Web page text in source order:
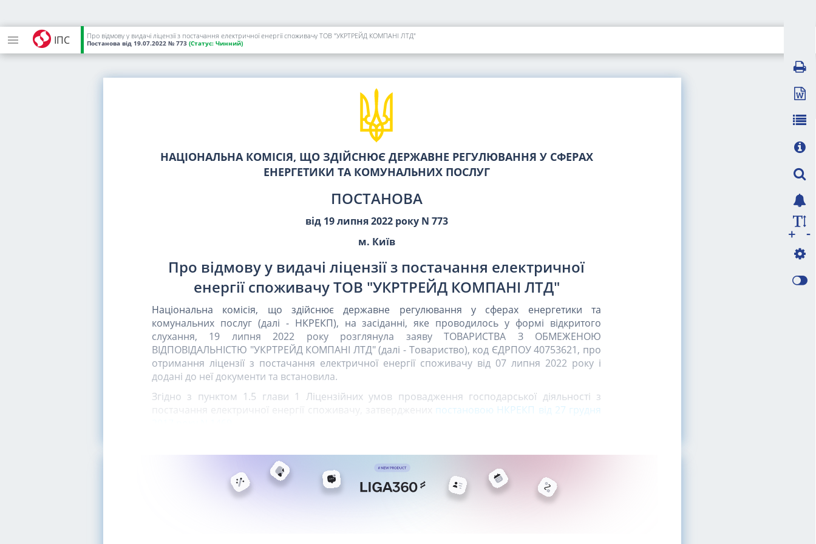
ІПС Про відмову у видачі ліцензії з постачання електричної енергії споживачу ТОВ "УКРТРЕЙД КОМПАНІ ЛТД"
Постанова від 19.07.2022 № 773 (Статус: Чинний)
НАЦІОНАЛЬНА КОМІСІЯ, ЩО ЗДІЙСНЮЄ ДЕРЖАВНЕ РЕГУЛЮВАННЯ У СФЕРАХ
ЕНЕРГЕТИКИ ТА КОМУНАЛЬНИХ ПОСЛУГ
ПОСТАНОВА
від 19 липня 2022 року N 773
м. Київ
Про відмову у видачі ліцензії з постачання електричної
енергії споживачу ТОВ "УКРТРЕЙД КОМПАНІ ЛТД"
Національна комісія, що здійснює державне регулювання у сферах енергетики та
комунальних послуг (далі - НКРЕКП), на засіданні, яке проводилось у формі відкритого
слухання, 19 липня 2022 року розглянула заяву ТОВАРИСТВА З ОБМЕЖЕНОЮ
ВІДПОВІДАЛЬНІСТЮ "УКРТРЕЙД КОМПАНІ ЛТД" (далі - Товариство), код ЄДРПОУ 40753621, про
отримання ліцензії з постачання електричної енергії споживачу від 07 липня 2022 року і
додані до неї документи та встановила.
Згідно з пунктом 1.5 глави 1 Ліцензійних умов провадження господарської діяльності з
постачання електричної енергії споживачу, затверджених постановою НКРЕКП від 27 грудня
-
+